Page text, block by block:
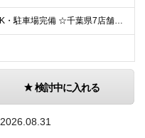
☆マイカー通勤OK・駐車場完備 ☆千葉県7店舗で募集 ☆2026年新店舗立ち上げ店舗あり ☆転勤なし 本社、もしくは以下店舗での勤務になります。 【本社】 千葉県印旛郡酒々井町本佐倉457-2
検討中に入れる
2026.08.31